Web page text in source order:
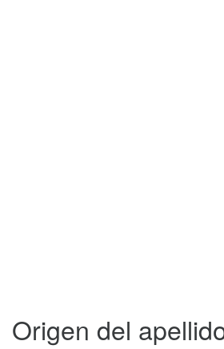
Origen del